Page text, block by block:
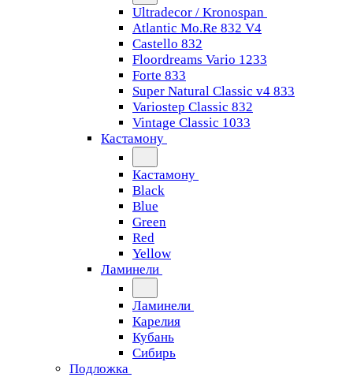
Ultradecor / Kronospan
Atlantic Mo.Re 832 V4
Castello 832
Floordreams Vario 1233
Forte 833
Super Natural Classic v4 833
Variostep Classic 832
Vintage Classic 1033
Кастамону
Кастамону
Black
Blue
Green
Red
Yellow
Ламинели
Ламинели
Карелия
Кубань
Сибирь
Подложка